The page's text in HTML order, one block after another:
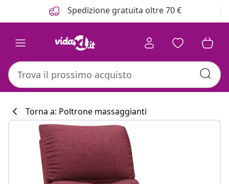
Spedizione gratuita oltre 70 €
Torna a: Poltrone massaggianti